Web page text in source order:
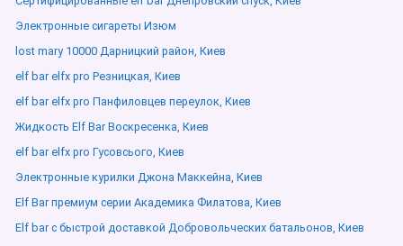
Электронные сигареты Изюм
lost mary 10000 Дарницкий район, Киев
elf bar elfx pro Резницкая, Киев
elf bar elfx pro Панфиловцев переулок, Киев
Жидкость Elf Bar Воскресенка, Киев
elf bar elfx pro Гусовсього, Киев
Электронные курилки Джона Маккейна, Киев
Elf Bar премиум серии Академика Филатова, Киев
Elf bar с быстрой доставкой Добровольческих батальонов, Киев